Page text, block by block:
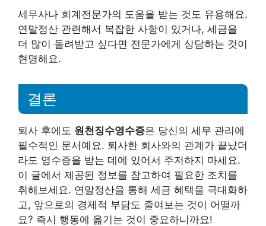
세무사나 회계전문가의 도움을 받는 것도 유용해요.
연말정산 관련해서 복잡한 사항이 있거나, 세금을
더 많이 돌려받고 싶다면 전문가에게 상담하는 것이
현명해요.
결론
퇴사 후에도 원천징수영수증은 당신의 세무 관리에
필수적인 문서예요. 퇴사한 회사와의 관계가 끝났더
라도 영수증을 받는 데에 있어서 주저하지 마세요.
이 글에서 제공된 정보를 참고하여 필요한 조치를
취해보세요. 연말정산을 통해 세금 혜택을 극대화하
고, 앞으로의 경제적 부담도 줄여보는 것이 어떨까
요? 즉시 행동에 옮기는 것이 중요하니까요!